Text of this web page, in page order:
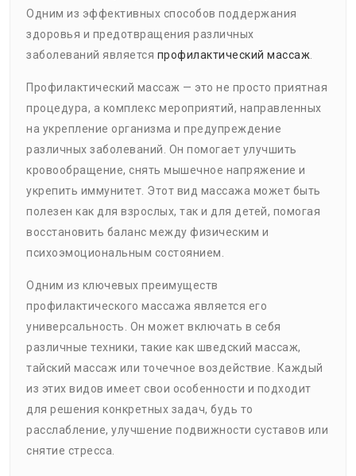
Одним из эффективных способов поддержания
здоровья и предотвращения различных
заболеваний является профилактический массаж
Профилактический массаж — это не просто приятная
процедура, а комплекс мероприятий, направленных
на укрепление организма и предупреждение
различных заболеваний. Он помогает улучшить
кровообращение, снять мышечное напряжение и
укрепить иммунитет. Этот вид массажа может быть
полезен как для взрослых, так и для детей, помогая
восстановить баланс между физическим и
психоэмоциональным состоянием.
Одним из ключевых преимуществ
профилактического массажа является его
универсальность. Он может включать в себя
различные техники, такие как шведский массаж,
тайский массаж или точечное воздействие. Каждый
из этих видов имеет свои особенности и подходит
для решения конкретных задач, будь то
расслабление, улучшение подвижности суставов или
снятие стресса.